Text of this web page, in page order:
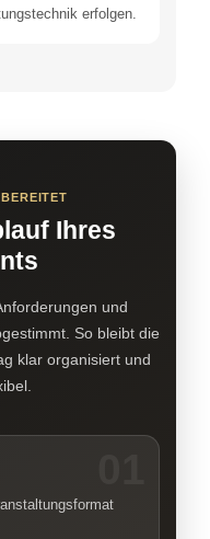
erfolgen.
Ihres
und
So bleibt die
klar organisiert und